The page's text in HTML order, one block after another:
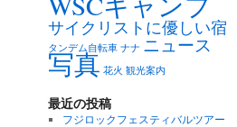
サイクリストに優しい宿
タンデム自転車 ナナ ニュース
写真 花火 観光案内
最近の投稿
フジロックフェスティバルツアー